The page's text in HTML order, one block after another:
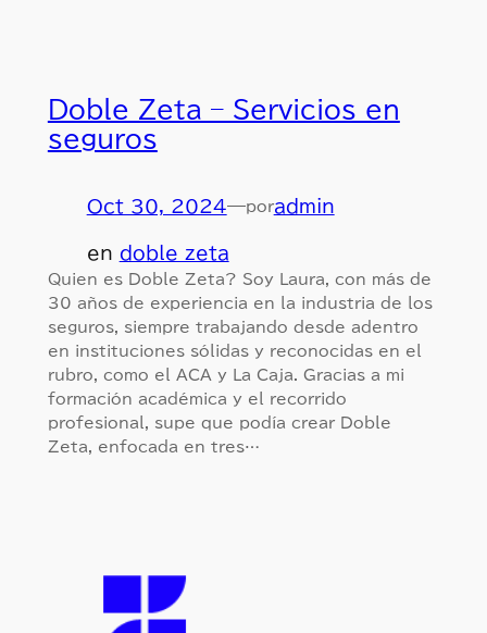
Doble Zeta – Servicios en
seguros
Oct 30, 2024—poradmin
en doble zeta
Quien es Doble Zeta? Soy Laura, con más de
30 años de experiencia en la industria de los
seguros, siempre trabajando desde adentro
en instituciones sólidas y reconocidas en el
rubro, como el ACA y La Caja. Gracias a mi
formación académica y el recorrido
profesional, supe que podía crear Doble
Zeta, enfocada en tres…